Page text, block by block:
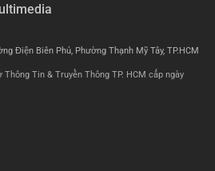
Điện Biên Phủ, Phường Thạnh Mỹ Tây, TP.HCM
Tin & Truyền Thông TP. HCM cấp ngày